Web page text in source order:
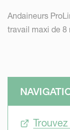
Andaineurs
travail maxi de 8